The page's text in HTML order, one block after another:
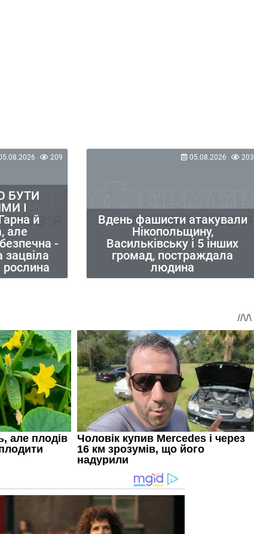
БУТИ
І
й
але
-
зацвіла
рослина
209
Вдень фашисти атакували
Нікопольщину,
Васильківську і 5 інших
громад, постраждала
людина
05.08.2026 203